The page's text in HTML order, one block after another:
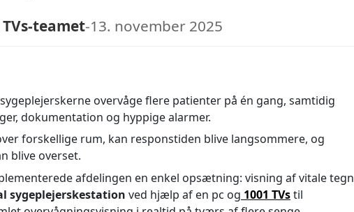
TVs-teamet-13. november 2025
overvåge flere patienter på én gang, samtidig
dokumentation og hyppige alarmer.
forskellige rum, kan responstiden blive langsommere, og
blive overset.
afdelingen en enkel opsætning: visning af vitale tegn
sygeplejerskestation ved hjælp af en pc og 1001 TVstil